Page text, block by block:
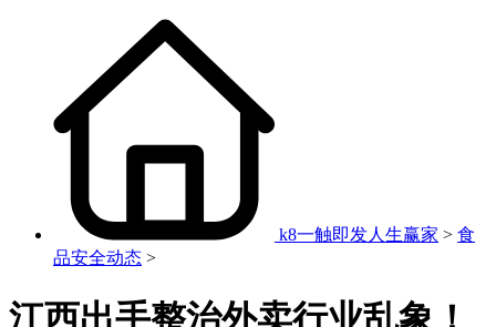
k8一触即发人生赢家 > 食
品安全动态 >
江西出手整治外卖行业乱象！